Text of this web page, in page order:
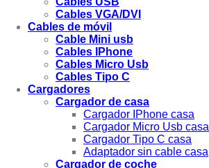
Cables VGA/DVI
Cables de móvil
Cable Mini usb
Cables IPhone
Cables Micro Usb
Cables Tipo C
Cargadores
Cargador de casa
Cargador IPhone casa
Cargador Micro Usb casa
Cargador Tipo C casa
Adaptador sin cable casa
Cargador de coche